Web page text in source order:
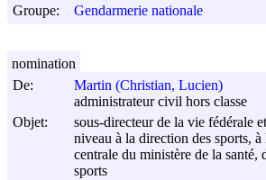
Groupe:
Gendarmerie nationale
De:
Martin (Christian, Lucien)
administrateur civil hors classe
Objet:
sous-directeur de la vie fédérale
niveau à la direction des sports,
centrale du ministère de la santé,
sports
nomination